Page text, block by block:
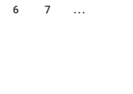
6 7 ...